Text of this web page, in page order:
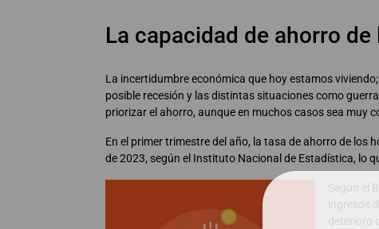
La capacidad de ahorro
La incertidumbre económica que hoy estamos
posible recesión y las distintas situaciones como
priorizar el ahorro, aunque en muchos casos sea muy
En el primer trimestre del año, la tasa de ahorro de los
de 2023, según el Instituto Nacional de Estadística, lo
Según el
ingresos
deterioro